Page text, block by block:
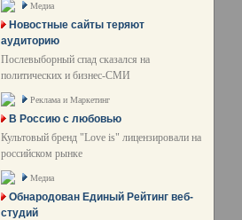
Медиа
Новостные сайты теряют
аудиторию
Послевыборный спад сказался на
политических и бизнес-СМИ
Реклама и Маркетинг
В Россию с любовью
Культовый бренд "Love is" лицензировали на
российском рынке
Медиа
Обнародован Единый Рейтинг веб-
студий